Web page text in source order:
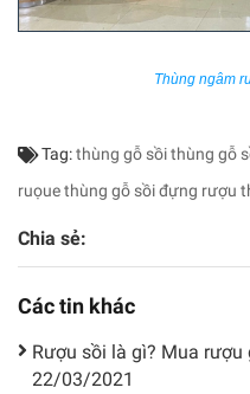
Thùng ngâm
Tag:thùng gỗ sồithùng gỗ
ruọuethùng gỗ sồi đựng rượu
Chia sẻ:
Các tin khác
Rượu sồi là gì? Mua
22/03/2021